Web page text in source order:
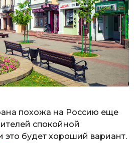
похожа на Россию еще
спокойной
будет хороший вариант.